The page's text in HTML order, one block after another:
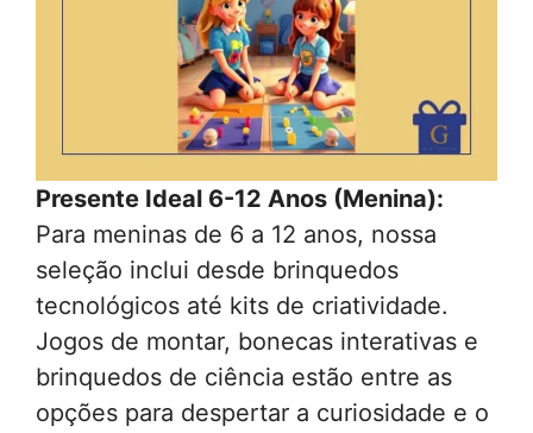
Presente Ideal 6-12 Anos (Menina):
Para meninas de 6 a 12 anos, nossa
seleção inclui desde brinquedos
tecnológicos até kits de criatividade.
Jogos de montar, bonecas interativas e
brinquedos de ciência estão entre as
opções para despertar a curiosidade e o